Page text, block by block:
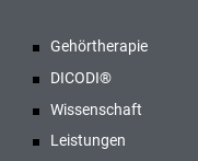
Gehörtherapie
DICODI®
Wissenschaft
Leistungen